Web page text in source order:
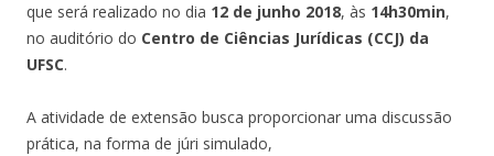
que será realizado no dia 12 de junho 2018, às 14h30min,
no auditório do Centro de Ciências Jurídicas (CCJ) da
UFSC.
A atividade de extensão busca proporcionar uma discussão
prática, na forma de júri simulado,